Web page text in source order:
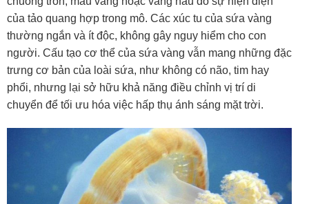
của tảo quang hợp trong mô. Các xúc tu của sứa vàng
thường ngắn và ít độc, không gây nguy hiểm cho con
người. Cấu tạo cơ thể của sứa vàng vẫn mang những đặc
trưng cơ bản của loài sứa, như không có não, tim hay
phổi, nhưng lại sở hữu khả năng điều chỉnh vị trí di
chuyển để tối ưu hóa việc hấp thụ ánh sáng mặt trời.